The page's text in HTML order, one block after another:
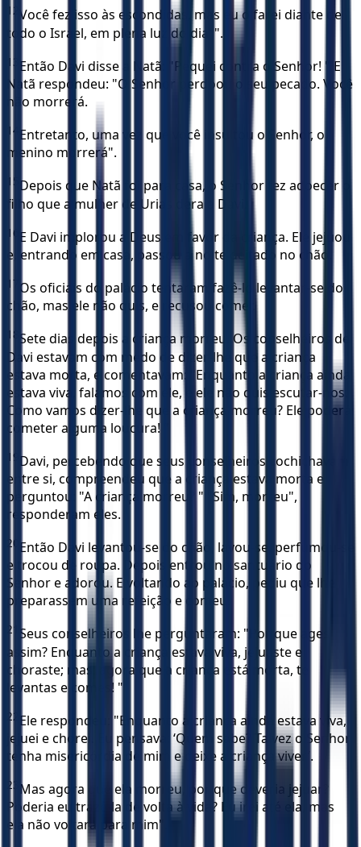
12 Você fez isso às escondidas, mas eu o farei diante de
todo o Israel, em plena luz do dia’ ".
13 Então Davi disse a Natã: "Pequei contra o Senhor! " E
Natã respondeu: "O Senhor perdoou o seu pecado. Você
não morrerá.
14 Entretanto, uma vez que você insultou o Senhor, o
menino morrerá".
15 Depois que Natã foi para casa, o Senhor fez adoecer o
filho que a mulher de Urias dera a Davi.
16 E Davi implorou a Deus em favor da criança. Ele jejuou
e, entrando em casa, passou a noite deitado no chão.
17 Os oficiais do palácio tentaram fazê-lo levantar-se do
chão, mas ele não quis, e recusou comer.
18 Sete dias depois a criança morreu. Os conselheiros de
Davi estavam com medo de dizer-lhe que a criança
estava morta, e comentavam: "Enquanto a criança ainda
estava viva, falamos com ele, e ele não quis escutar-nos.
Como vamos dizer-lhe que a criança morreu? Ele poderá
cometer alguma loucura! "
19 Davi, percebendo que seus conselheiros cochichavam
entre si, compreendeu que a criança estava morta e
perguntou: "A criança morreu? " "Sim, morreu",
responderam eles.
20 Então Davi levantou-se do chão, lavou-se, perfumou-se
e trocou de roupa. Depois entrou no santuário do
Senhor e adorou. E voltando ao palácio, pediu que lhe
preparassem uma refeição e comeu.
21
Seus conselheiros lhe perguntaram: "Por que ages
assim? Enquanto a criança estava viva, jejuaste e
choraste; mas, agora que a criança está morta, te
levantas e comes! "
22 Ele respondeu: "Enquanto a criança ainda estava viva,
jejuei e chorei. Eu pensava: ‘Quem sabe? Talvez o Senhor
tenha misericórdia de mim e deixe a criança viver’.
23 Mas agora que ela morreu, por que deveria jejuar?
Poderia eu trazê-la de volta à vida? Eu irei até ela, mas
ela não voltará para mim".